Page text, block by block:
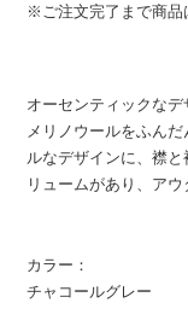
※ご注文完了まで商品
オーセンティックな
メリノウールをふん
ルなデザインに、襟
リュームがあり、ア
カラー：
チャコールグレー